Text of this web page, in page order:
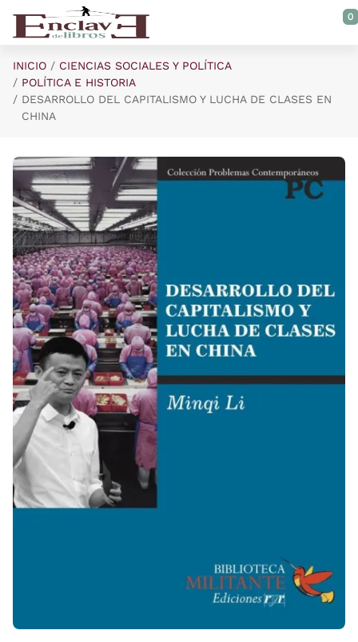
Saltar al contenido principal
0
INICIO
CIENCIAS SOCIALES Y POLÍTICA
POLÍTICA E HISTORIA
DESARROLLO DEL CAPITALISMO Y LUCHA DE CLASES EN
CHINA